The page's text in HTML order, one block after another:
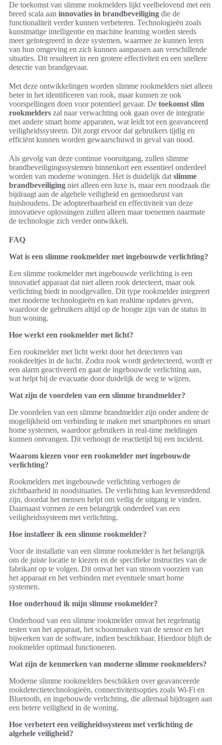
De toekomst van slimme rookmelders lijkt veelbelovend met een
breed scala aan innovaties in brandbeveiliging die de
functionaliteit verder kunnen verbeteren. Technologieën zoals
kunstmatige intelligentie en machine learning worden steeds
meer geïntegreerd in deze systemen, waarmee ze kunnen leren
van hun omgeving en zich kunnen aanpassen aan verschillende
situaties. Dit resulteert in een grotere effectiviteit en een snellere
detectie van brandgevaar.
Met deze ontwikkelingen worden slimme rookmelders niet alleen
beter in het identificeren van rook, maar kunnen ze ook
voorspellingen doen voor potentieel gevaar. De toekomst slim
rookmelders zal naar verwachting ook gaan over de integratie
met andere smart home apparaten, wat leidt tot een geavanceerd
veiligheidssysteem. Dit zorgt ervoor dat gebruikers tijdig en
efficiënt kunnen worden gewaarschuwd in geval van nood.
Als gevolg van deze continue vooruitgang, zullen slimme
brandbeveiligingssystemen binnenkort een essentieel onderdeel
worden van moderne woningen. Het is duidelijk dat slimme
brandbeveiliging niet alleen een luxe is, maar een noodzaak die
bijdraagt aan de algehele veiligheid en gemoedsrust van
huishoudens. De adopteerbaarheid en effectiviteit van deze
innovatieve oplossingen zullen alleen maar toenemen naarmate
de technologie zich verder ontwikkelt.
FAQ
Wat is een slimme rookmelder met ingebouwde verlichting?
Een slimme rookmelder met ingebouwde verlichting is een
innovatief apparaat dat niet alleen rook detecteert, maar ook
verlichting biedt in noodgevallen. Dit type rookmelder integreert
met moderne technologieën en kan realtime updates geven,
waardoor de gebruikers altijd op de hoogte zijn van de status in
hun woning.
Hoe werkt een rookmelder met licht?
Een rookmelder met licht werkt door het detecteren van
rookdeeltjes in de lucht. Zodra rook wordt gedetecteerd, wordt er
een alarm geactiveerd en gaat de ingebouwde verlichting aan,
wat helpt bij de evacuatie door duidelijk de weg te wijzen.
Wat zijn de voordelen van een slimme brandmelder?
De voordelen van een slimme brandmelder zijn onder andere de
mogelijkheid om verbinding te maken met smartphones en smart
home systemen, waardoor gebruikers in real-time meldingen
kunnen ontvangen. Dit verhoogt de reactietijd bij een incident.
Waarom kiezen voor een rookmelder met ingebouwde
verlichting?
Rookmelders met ingebouwde verlichting verhogen de
zichtbaarheid in noodsituaties. De verlichting kan levensreddend
zijn, doordat het mensen helpt om veilig de uitgang te vinden.
Daarnaast vormen ze een belangrijk onderdeel van een
veiligheidssysteem met verlichting.
Hoe installeer ik een slimme rookmelder?
Voor de installatie van een slimme rookmelder is het belangrijk
om de juiste locatie te kiezen en de specifieke instructies van de
fabrikant op te volgen. Dit omvat het van stroom voorzien van
het apparaat en het verbinden met eventuele smart home
systemen.
Hoe onderhoud ik mijn slimme rookmelder?
Onderhoud van een slimme rookmelder omvat het regelmatig
testen van het apparaat, het schoonmaken van de sensor en het
bijwerken van de software, indien beschikbaar. Hierdoor blijft de
rookmelder optimaal functioneren.
Wat zijn de kenmerken van moderne slimme rookmelders?
Moderne slimme rookmelders beschikken over geavanceerde
rookdetectietechnologieën, connectiviteitsopties zoals Wi-Fi en
Bluetooth, en ingebouwde verlichting, die allemaal bijdragen aan
een betere veiligheid in de woning.
Hoe verbetert een veiligheidssysteem met verlichting de
algehele veiligheid?